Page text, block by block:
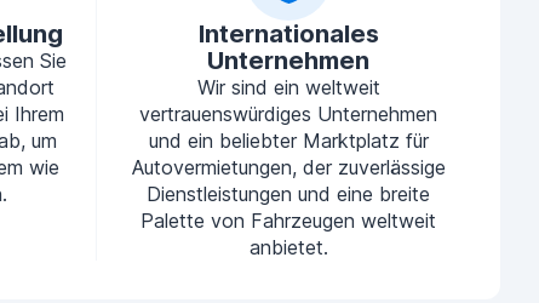
Sie
Ihrem
um
wie
Internationales
Unternehmen
Wir sind ein weltweit
vertrauenswürdiges Unternehmen
und ein beliebter Marktplatz für
Autovermietungen, der zuverlässige
Dienstleistungen und eine breite
Palette von Fahrzeugen weltweit
anbietet.